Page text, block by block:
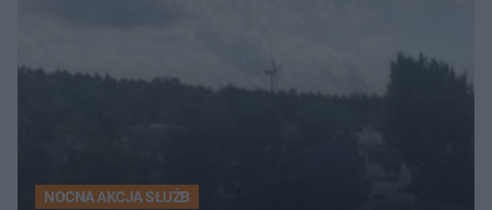
NOCNA AKCJA SŁUŻB